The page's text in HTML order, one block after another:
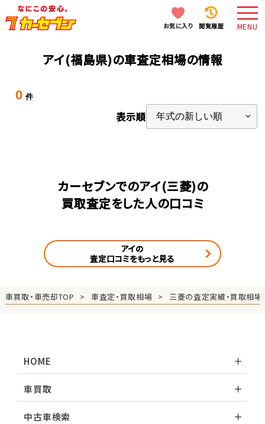
お気に入り 閲覧履歴 MENU
アイ(福島県)の車査定相場の情報
0 件
表示順
カーセブンでのアイ(三菱)の
買取査定をした人の口コミ
アイの
査定口コミをもっと見る
車買取・車売却TOP 車査定・買取相場 三菱の査定実績・買取相場
HOME
車買取
中古車検索